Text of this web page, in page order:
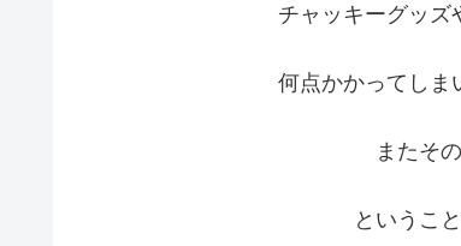
チャッキーグッズ
何点かかってしま
またそ
というこ